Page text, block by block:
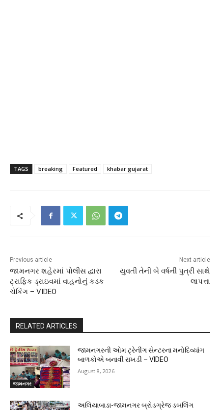
TAGS breaking Featured khabar gujarat
Previous article
જામનગર શહેરમાં પોલીસ દ્વારા
ટ્રાફિક ડ્રાઇવમાં વાહનોનું કડક
ચેકિંગ – VIDEO
Next article
યુવતી તેની બે વર્ષની પુત્રી સાથે
લાપત્તા
RELATED ARTICLES
જામનગર
જામનગરની ઓમ ટ્રેનીંગ સેન્ટરના મનોદિવ્યાંગ
બાળકોએ બનાવી રાખડી – VIDEO
August 8, 2026
અલિયાબાડા-જામનગર બ્રોડગ્રેજ ડબલિંગ